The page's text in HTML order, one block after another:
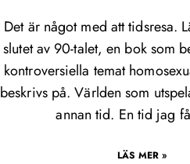
Det är något med att tidsresa.
slutet av 90-talet, en bok som
kontroversiella temat
beskrivs på. Världen som
annan tid. En tid jag
LÄS MER »